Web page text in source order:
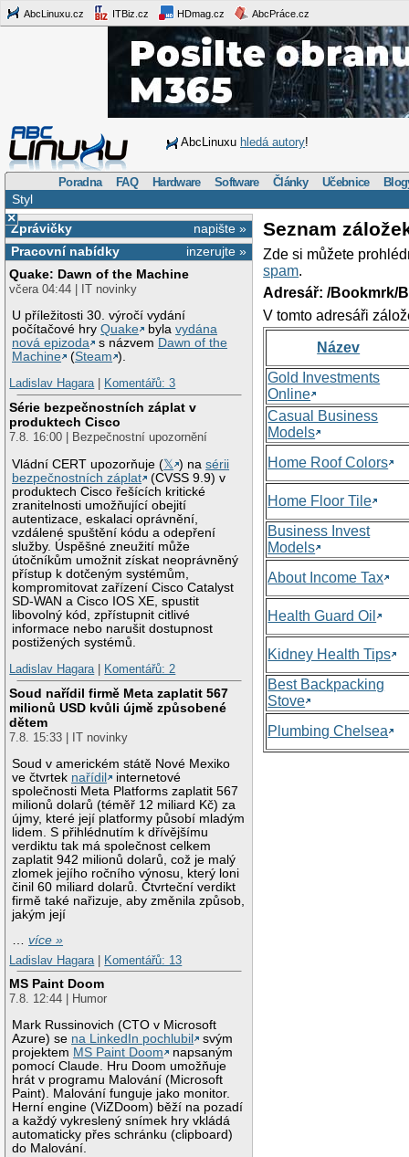
AbcLinuxu.cz ITBiz.cz HDmag.cz AbcPráce.cz
AbcLinuxu hledá autory!
Poradna FAQ Hardware Software Články Učebnice
Styl
×
napište »
Zprávičky
inzerujte »
Pracovní nabídky
Quake: Dawn of the Machine
včera 04:44 | IT novinky
U příležitosti 30. výročí vydání
počítačové hryQuake bylavydána
nová epizoda
s názvem Dawn of the
Machine
(Steam ).
Ladislav Hagara| Komentářů: 3
Série bezpečnostních záplat v
produktech Cisco
7.8. 16:00 | Bezpečnostní upozornění
Vládní CERT upozorňuje (𝕏 ) nasérii
bezpečnostních záplat
(CVSS 9.9) v
produktech Cisco řešících kritické
zranitelnosti umožňující obejití
autentizace, eskalaci oprávnění,
vzdálené spuštění kódu a odepření
služby. Úspěšné zneužití může
útočníkům umožnit získat neoprávněný
přístup k dotčeným systémům,
kompromitovat zařízení Cisco Catalyst
SD-WAN a Cisco IOS XE, spustit
libovolný kód, zpřístupnit citlivé
informace nebo narušit dostupnost
postižených systémů.
Ladislav Hagara| Komentářů: 2
Soud nařídil firmě Meta zaplatit 567
milionů USD kvůli újmě způsobené
dětem
7.8. 15:33 | IT novinky
Soud v americkém státě Nové Mexiko
ve čtvrtek nařídil
internetové
společnosti Meta Platforms zaplatit 567
milionů dolarů (téměř 12 miliard Kč) za
újmy, které její platformy působí mladým
lidem. S přihlédnutím k dřívějšímu
verdiktu tak má společnost celkem
zaplatit 942 milionů dolarů, což je malý
zlomek jejího ročního výnosu, který loni
činil 60 miliard dolarů. Čtvrteční verdikt
firmě také nařizuje, aby změnila způsob,
jakým její
…více »
Ladislav Hagara
Komentářů: 13
MS Paint Doom
7.8. 12:44 | Humor
Mark Russinovich (CTO v Microsoft
Azure) se na LinkedIn pochlubil
svým
projektem MS Paint Doom
napsaným
pomocí Claude. Hru Doom umožňuje
hrát v programu Malování (Microsoft
Paint). Malování funguje jako monitor.
Herní engine (ViZDoom) běží na pozadí
a každý vykreslený snímek hry vkládá
automaticky přes schránku (clipboard)
do Malování.
Seznam
Zde si můžete
spam.
Adresář: /Bookmrk/
V tomto adresáři
Název
Gold Investments
Online
Casual Business
Models
Home Roof Colors
Home Floor Tile
Business Invest
Models
About Income Tax
Health Guard Oil
Kidney Health Tips
Best Backpacking
Stove
Plumbing Chelsea